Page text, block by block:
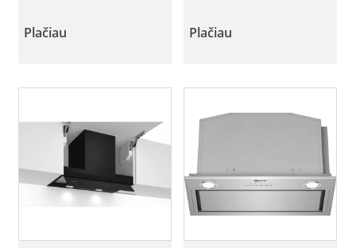
Plačiau Plačiau